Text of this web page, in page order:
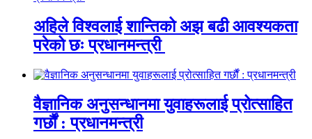
अहिले विश्वलाई शान्तिको अझ बढी आवश्यकता
परेको छः प्रधानमन्त्री
वैज्ञानिक अनुसन्धानमा युवाहरूलाई प्रोत्साहित
गर्छौं : प्रधानमन्त्री